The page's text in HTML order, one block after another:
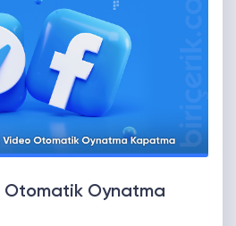
Otomatik Oynatma